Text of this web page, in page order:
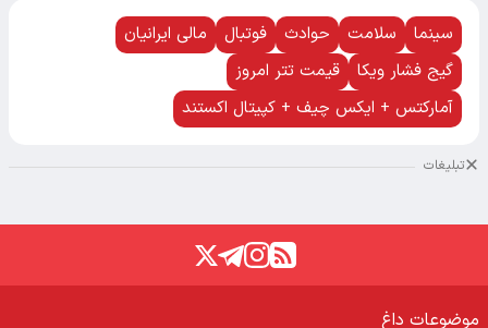
سینما سلامت حوادث فوتبال
مالی ایرانیان
گیج فشار ویکا
قیمت تتر امروز
آمارکتس + ایکس چیف + کپیتال اکستند
تبلیغات
موضوعات داغ